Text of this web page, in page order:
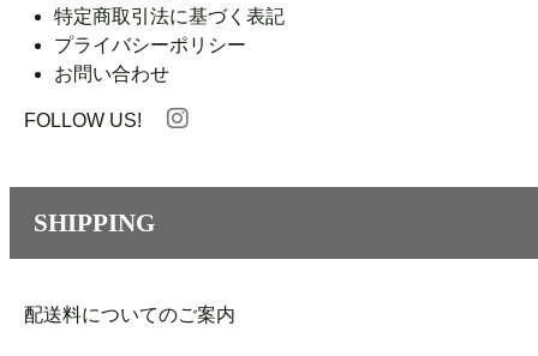
特定商取引法に基づく表記
プライバシーポリシー
お問い合わせ
FOLLOW US!
SHIPPING
配送料についてのご案内